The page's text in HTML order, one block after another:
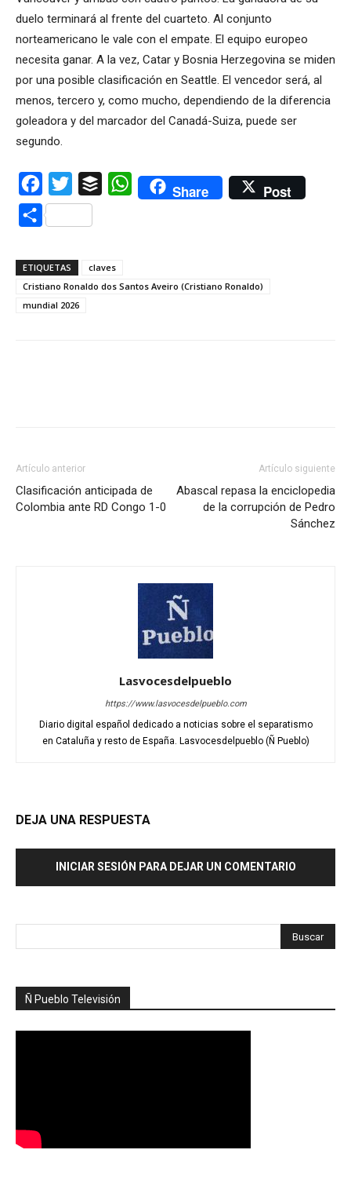
duelo terminará al frente del cuarteto. Al conjunto
norteamericano le vale con el empate. El equipo europeo
necesita ganar. A la vez, Catar y Bosnia Herzegovina se miden
por una posible clasificación en Seattle. El vencedor será, al
menos, tercero y, como mucho, dependiendo de la diferencia
goleadora y del marcador del Canadá-Suiza, puede ser
segundo.
Facebook
Twitter Buffer WhatsAppShare Post
Compartir
ETIQUETAS
claves
Cristiano Ronaldo dos Santos Aveiro (Cristiano Ronaldo)
mundial 2026
Artículo anterior
Clasificación anticipada de
Colombia ante RD Congo 1-0
Artículo siguiente
Abascal repasa la enciclopedia
de la corrupción de Pedro
Sánchez
Lasvocesdelpueblo
https://www.lasvocesdelpueblo.com
Diario digital español dedicado a noticias sobre el separatismo
en Cataluña y resto de España. Lasvocesdelpueblo (Ñ Pueblo)
DEJA UNA RESPUESTA
INICIAR SESIÓN PARA DEJAR UN COMENTARIO
Ñ Pueblo Televisión